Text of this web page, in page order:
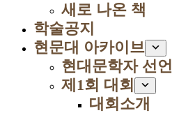
새로 나온 책
학술공지
현문대 아카이브
현대문학자 선언
제1회 대회
대회소개